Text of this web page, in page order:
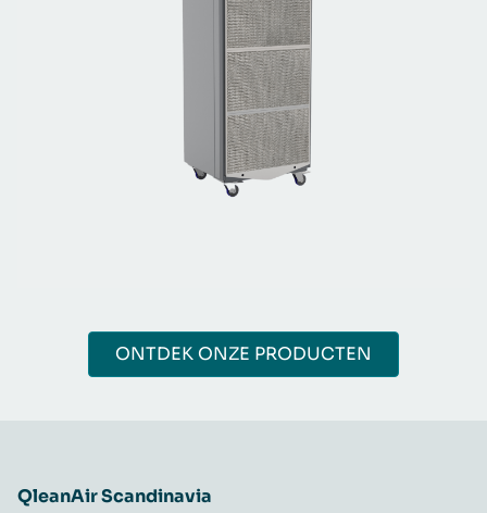
ONTDEK ONZE PRODUCTEN
QleanAir Scandinavia